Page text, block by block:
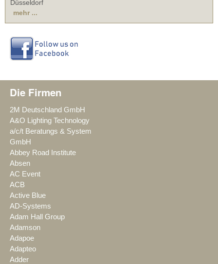
Düsseldorf
mehr ...
Die Firmen
2M Deutschland GmbH
A&O Lighting Technology
a/c/t Beratungs & System
GmbH
Abbey Road Institute
Absen
AC Event
ACB
Active Blue
AD-Systems
Adam Hall Group
Adamson
Adapoe
Adapteo
Adder